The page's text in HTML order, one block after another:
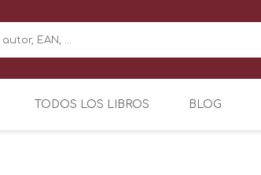
TODOS LOS LIBROS BLOG